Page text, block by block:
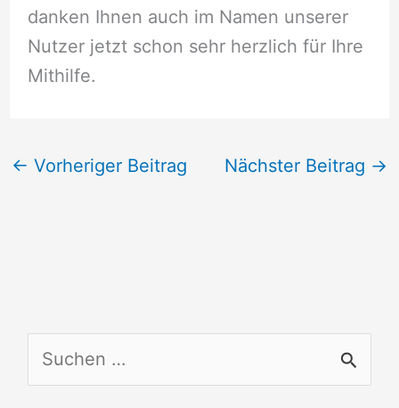
danken Ihnen auch im Namen unserer
Nutzer jetzt schon sehr herzlich für Ihre
Mithilfe.
← Vorheriger Beitrag Nächster Beitrag →
u